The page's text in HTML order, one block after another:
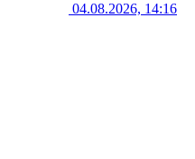
04.08.2026, 14:16